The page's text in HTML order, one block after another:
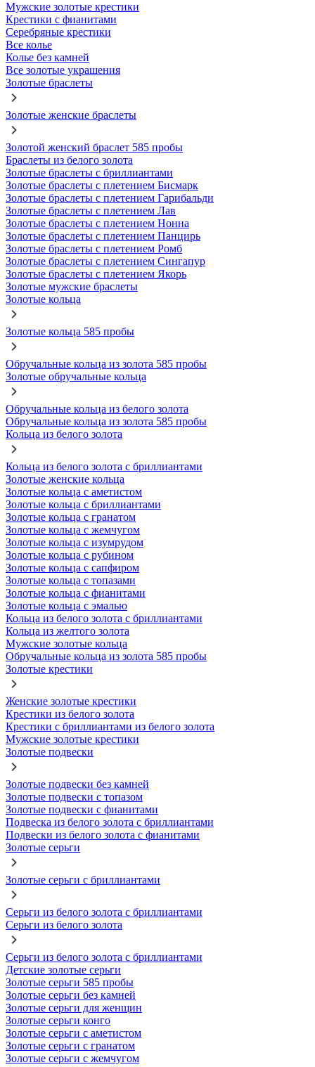
Мужские золотые крестики
Крестики с фианитами
Серебряные крестики
Все колье
Колье без камней
Все золотые украшения
Золотые браслеты
Золотые женские браслеты
Золотой женский браслет 585 пробы
Браслеты из белого золота
Золотые браслеты с бриллиантами
Золотые браслеты с плетением Бисмарк
Золотые браслеты с плетением Гарибальди
Золотые браслеты с плетением Лав
Золотые браслеты с плетением Нонна
Золотые браслеты с плетением Панцирь
Золотые браслеты с плетением Ромб
Золотые браслеты с плетением Сингапур
Золотые браслеты с плетением Якорь
Золотые мужские браслеты
Золотые кольца
Золотые кольца 585 пробы
Обручальные кольца из золота 585 пробы
Золотые обручальные кольца
Обручальные кольца из белого золота
Обручальные кольца из золота 585 пробы
Кольца из белого золота
Кольца из белого золота с бриллиантами
Золотые женские кольца
Золотые кольца с аметистом
Золотые кольца с бриллиантами
Золотые кольца с гранатом
Золотые кольца с жемчугом
Золотые кольца с изумрудом
Золотые кольца с рубином
Золотые кольца с сапфиром
Золотые кольца с топазами
Золотые кольца с фианитами
Золотые кольца с эмалью
Кольца из белого золота с бриллиантами
Кольца из желтого золота
Мужские золотые кольца
Обручальные кольца из золота 585 пробы
Золотые крестики
Женские золотые крестики
Крестики из белого золота
Крестики с бриллиантами из белого золота
Мужские золотые крестики
Золотые подвески
Золотые подвески без камней
Золотые подвески с топазом
Золотые подвески с фианитами
Подвеска из белого золота с бриллиантами
Подвески из белого золота с фианитами
Золотые серьги
Золотые серьги с бриллиантами
Серьги из белого золота с бриллиантами
Серьги из белого золота
Серьги из белого золота с бриллиантами
Детские золотые серьги
Золотые серьги 585 пробы
Золотые серьги без камней
Золотые серьги для женщин
Золотые серьги конго
Золотые серьги с аметистом
Золотые серьги с гранатом
Золотые серьги с жемчугом